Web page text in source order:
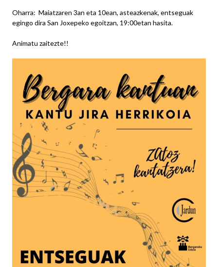
Oharra: Maiatzaren 3an eta 10ean, asteazkenak, entseguak
egingo dira San Joxepeko egoitzan, 19:00etan hasita.
Animatu zaitezte!!